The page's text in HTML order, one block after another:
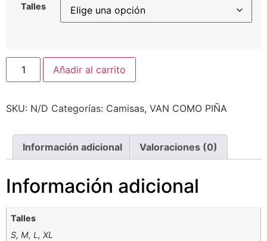
Talles
Añadir al carrito
SKU: N/D Categorías: Camisas, VAN COMO PIÑA
Información adicional Valoraciones (0)
Información adicional
Talles
S,M,L,XL